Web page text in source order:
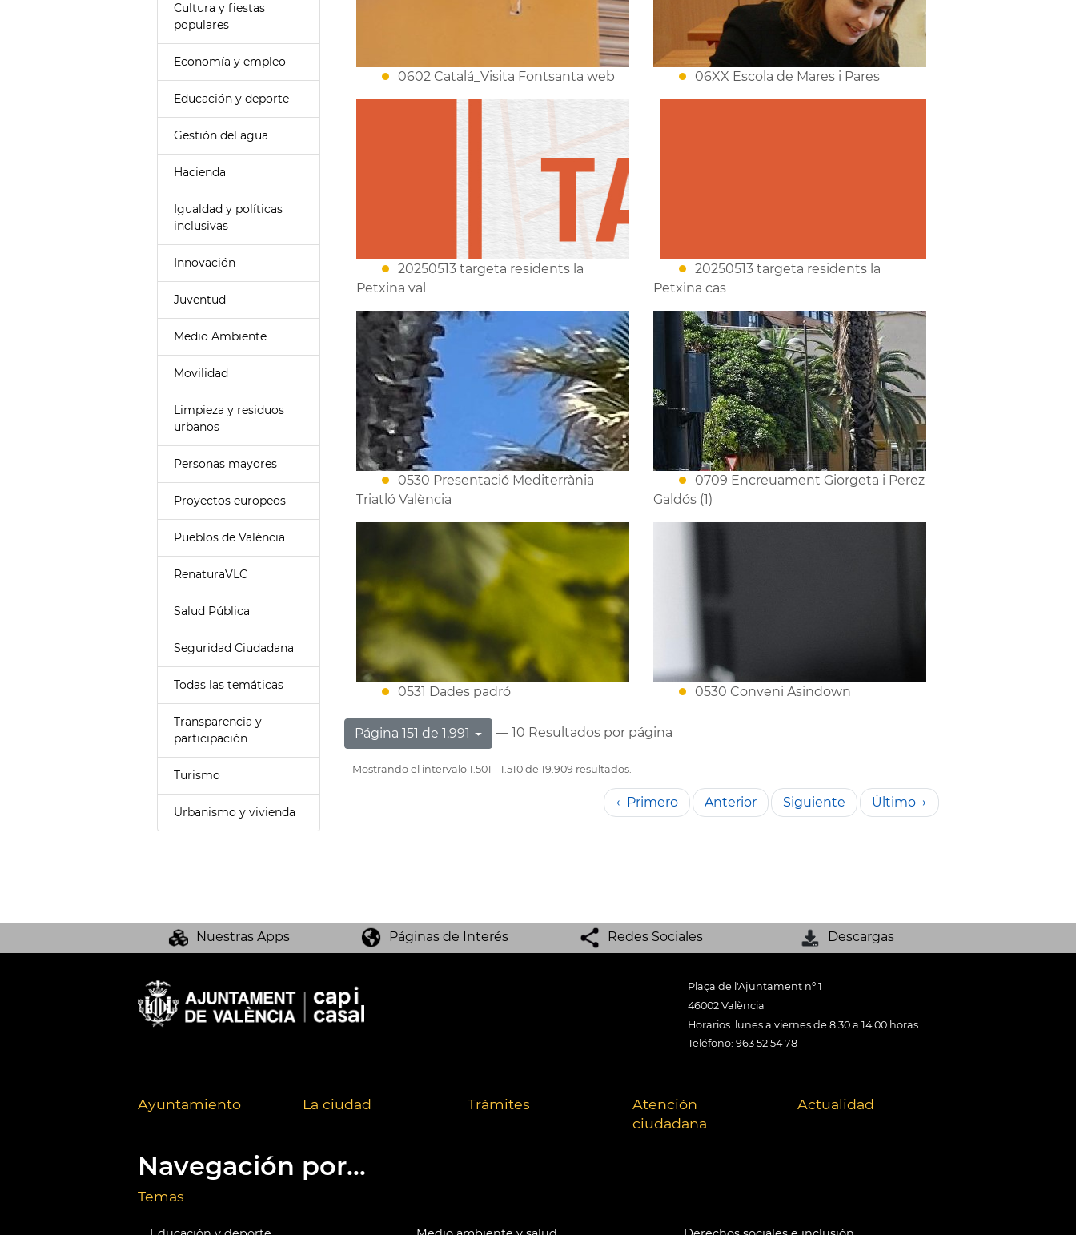
Cultura y fiestas
populares
Economía y empleo
Educación y deporte
Gestión del agua
Hacienda
Igualdad y políticas
inclusivas
Innovación
Juventud
Medio Ambiente
Movilidad
Limpieza y residuos
urbanos
Personas mayores
Proyectos europeos
Pueblos de València
RenaturaVLC
Salud Pública
Seguridad Ciudadana
Todas las temáticas
Transparencia y
participación
Turismo
Urbanismo y vivienda
0602 Catalá_Visita Fontsanta web 06XX Escola de Mares i Pares
20250513 targeta residents la
Petxina val
20250513 targeta residents la
Petxina cas
0530 Presentació Mediterrània
Triatló València
0709 Encreuament Giorgeta i Perez
Galdós (1)
0531 Dades padró 0530 Conveni Asindown
Página 151 de 1.991 — 10 Resultados por página
Mostrando el intervalo 1.501 - 1.510 de 19.909 resultados.
← Primero Anterior Siguiente Último →
Nuestras Apps Páginas de Interés Redes Sociales Descargas
Plaça de l'Ajuntament nº 1
46002 València
Horarios: lunes a viernes de 8:30 a 14:00 horas
Teléfono: 963 52 54 78
Ayuntamiento La ciudad Trámites
Atención
ciudadana
Actualidad
Navegación por...
Temas